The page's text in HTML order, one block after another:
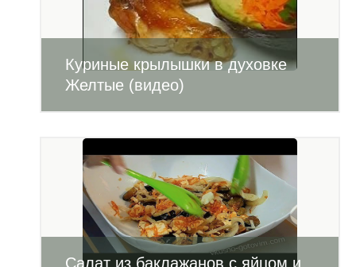
Куриные крылышки в духовке
Желтые (видео)
Салат из баклажанов с яйцом и